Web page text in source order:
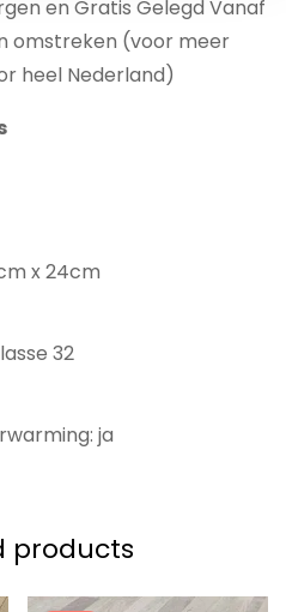
en Gratis Gelegd Vanaf
omstreken (voor meer
heel Nederland)
x 24cm
32
ja
products